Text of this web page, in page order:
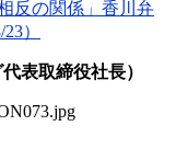
反の関係」香川弁
23）
表取締役社長）